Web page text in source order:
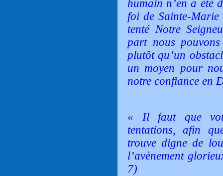
humain n’en a été
foi de Sainte-Marie
tenté Notre
part nous
plutôt qu’un
un moyen pour
notre confiance en
« Il faut que
tentations, afin
trouve digne de
l’avènement
7)